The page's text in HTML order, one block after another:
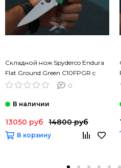
Складной нож Spyderco Endura
Flat Ground Green C10FPGR c
клинком из стали VG-10,
0
13050 руб 14800 руб
В корзину